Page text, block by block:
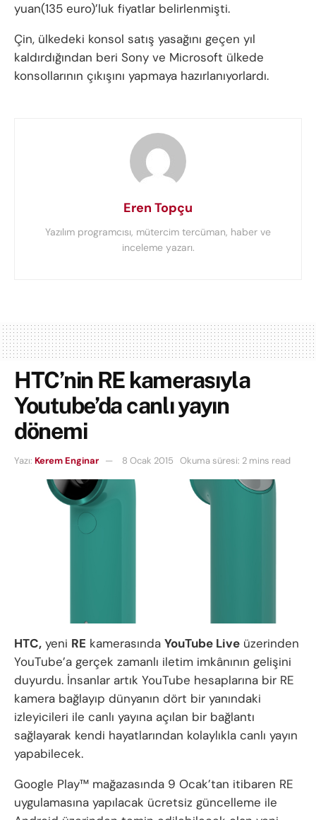
yuan(135 euro)’luk fiyatlar belirlenmişti.
Çin, ülkedeki konsol satış yasağını geçen yıl
kaldırdığından beri Sony ve Microsoft ülkede
konsollarının çıkışını yapmaya hazırlanıyorlardı.
Eren Topçu
Yazılım programcısı, mütercim tercüman, haber ve
inceleme yazarı.
HTC’nin RE kamerasıyla
Youtube’da canlı yayın
dönemi
Yazı: Kerem Enginar 8 Ocak 2015 Okuma süresi: 2 mins read
HTC, yeni RE kamerasında YouTube Live üzerinden
YouTube’a gerçek zamanlı iletim imkânının gelişini
duyurdu. İnsanlar artık YouTube hesaplarına bir RE
kamera bağlayıp dünyanın dört bir yanındaki
izleyicileri ile canlı yayına açılan bir bağlantı
sağlayarak kendi hayatlarından kolaylıkla canlı yayın
yapabilecek.
Google Play™ mağazasında 9 Ocak’tan itibaren RE
uygulamasına yapılacak ücretsiz güncelleme ile